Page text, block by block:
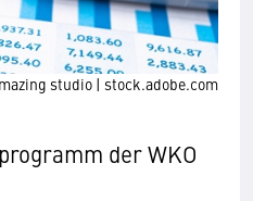
studio | stock.adobe.com
der WKO